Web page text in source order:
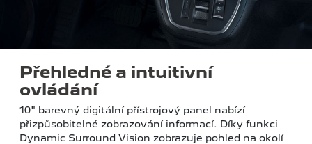
Přehledné a intuitivní
ovládání
10" barevný digitální přístrojový panel nabízí
přizpůsobitelné zobrazování informací. Díky funkci
Dynamic Surround Vision zobrazuje pohled na okolí